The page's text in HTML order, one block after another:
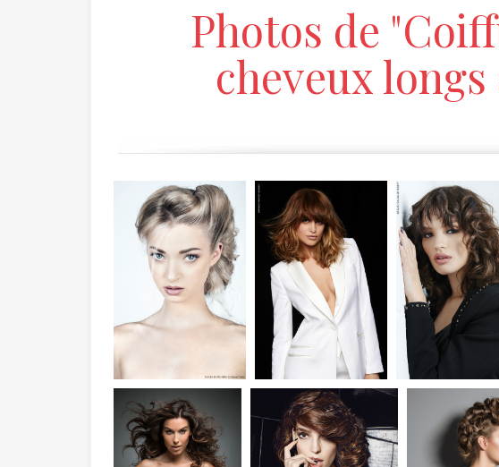
Photos de
cheveux